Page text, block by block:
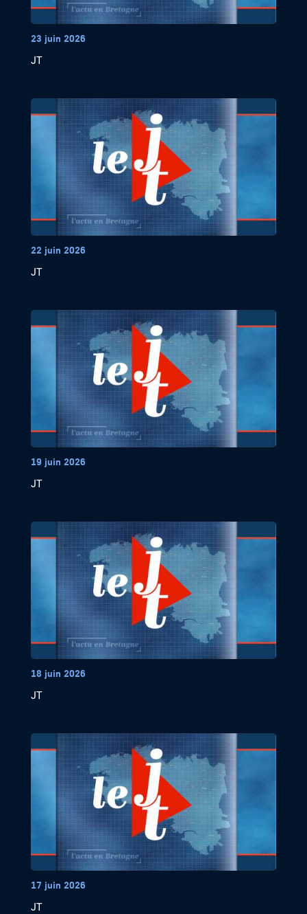
23 juin 2026
JT
22 juin 2026
JT
19 juin 2026
JT
18 juin 2026
JT
17 juin 2026
JT